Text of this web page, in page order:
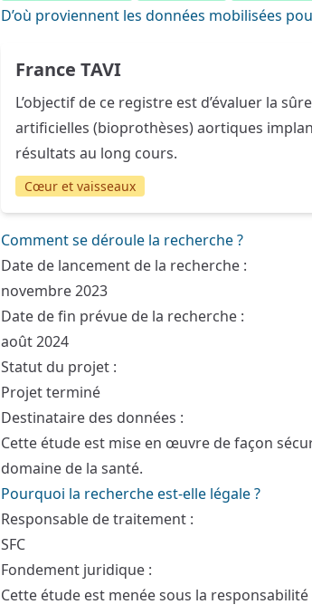
D’où proviennent les données mobilisées
France TAVI
L’objectif de ce registre est d’évaluer la
artificielles (bioprothèses) aortiques
résultats au long cours.
Cœur et vaisseaux
Comment se déroule la recherche ?
Date de lancement de la recherche :
novembre 2023
Date de fin prévue de la recherche :
août 2024
Statut du projet :
Projet terminé
Destinataire des données :
Cette étude est mise en œuvre de façon
domaine de la santé.
Pourquoi la recherche est-elle légale ?
Responsable de traitement :
SFC
Fondement juridique :
Cette étude est menée sous la